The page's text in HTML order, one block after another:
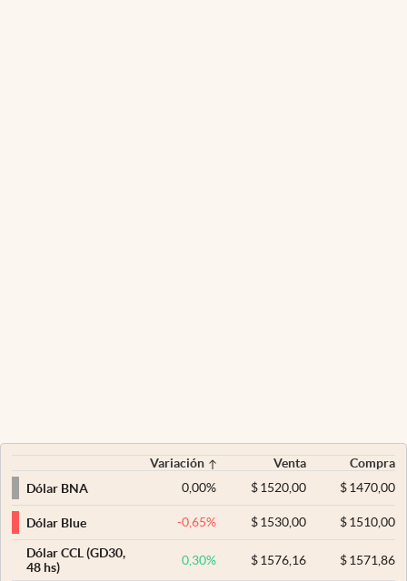
Variación Venta
Compra
Dólar BNA
0,00% $ 1520,00 $1470,00
Dólar Blue -0,65% $ 1530,00 $1510,00
Dólar CCL (GD30,
48 hs)
0,30% $ 1576,16 $1571,86